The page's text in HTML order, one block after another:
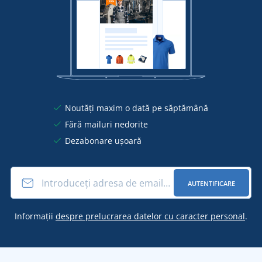
Noutăți maxim o dată pe săptămână
Fără mailuri nedorite
Dezabonare ușoară
AUTENTIFICARE
Informații despre prelucrarea datelor cu caracter personal.